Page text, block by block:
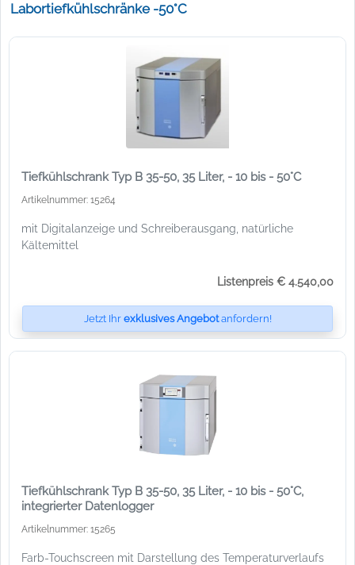
Labortiefkühlschränke -50°C
Tiefkühlschrank Typ B 35-50, 35 Liter, - 10 bis - 50°C
Artikelnummer: 15264
mit Digitalanzeige und Schreiberausgang, natürliche
Kältemittel
Listenpreis € 4.540,00
Jetzt Ihr exklusives Angebotanfordern!
Tiefkühlschrank Typ B 35-50, 35 Liter, - 10 bis - 50°C,
integrierter Datenlogger
Artikelnummer: 15265
Farb-Touchscreen mit Darstellung des Temperaturverlaufs